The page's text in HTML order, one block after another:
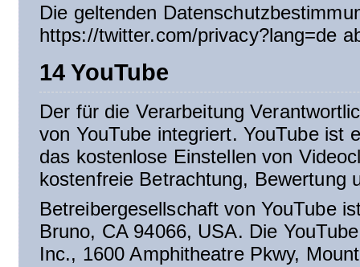
Die geltenden
https://twitter.com/privacy?lang=de
14 YouTube
Der für die Verarbeitung
von YouTube integriert. YouTube ist
das kostenlose Einstellen von
kostenfreie Betrachtung, Bewertung
Betreibergesellschaft von YouTube
Bruno, CA 94066, USA. Die
Inc., 1600 Amphitheatre Pkwy,